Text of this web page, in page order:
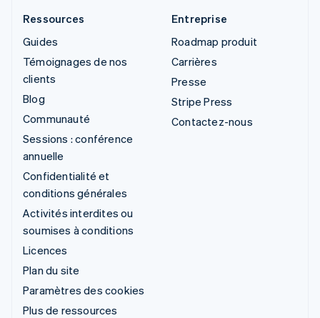
Ressources
Guides
Témoignages de nos
clients
Blog
Communauté
Sessions : conférence
annuelle
Confidentialité et
conditions générales
Activités interdites ou
soumises à conditions
Licences
Plan du site
Paramètres des cookies
Plus de ressources
Entreprise
Roadmap produit
Carrières
Presse
Stripe Press
Contactez-nous